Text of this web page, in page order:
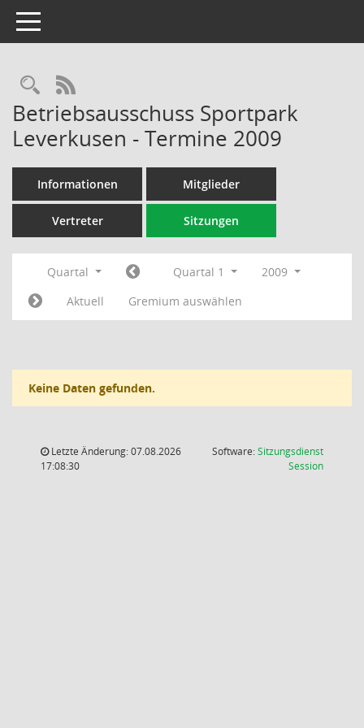
Toggle navigation
Rechercheauswahl
RSS-Feed
Betriebsausschuss Sportpark
Leverkusen - Termine 2009
Informationen Mitglieder
Vertreter Sitzungen
Quartal Quartal 1
2009
Aktuell
Gremium auswählen
Keine Daten gefunden.
Letzte Änderung: 07.08.2026
17:08:30
Software:Sitzungsdienst
Session(Wird in